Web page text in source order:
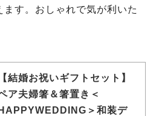
す。おしゃれで気が利いた
【結婚お祝いギフトセット】
ア夫婦箸＆箸置き＜
HAPPYWEDDING＞和装デ